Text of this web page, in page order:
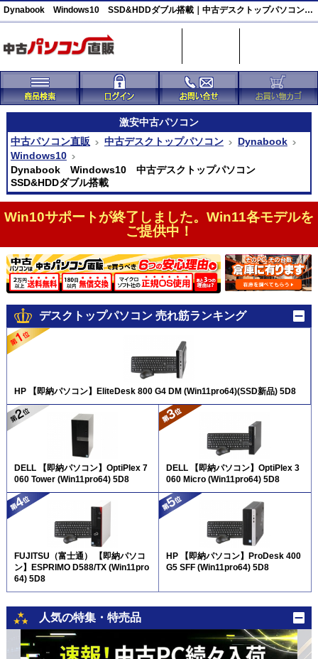
Dynabook Windows10 SSD&HDDダブル搭載｜中古デスクトップパソコン｜中古パソコン直販
激安中古パソコン
中古パソコン直販
中古デスクトップパソコン
Dynabook
Windows10
Dynabook Windows10 中古デスクトップパソコン
SSD&HDDダブル搭載
Win10サポートが終了しました。Win11各モデルを
ご提供中！
デスクトップパソコン 売れ筋ランキング
HP 【即納パソコン】EliteDesk 800 G4 DM (Win11pro64)(SSD新品) 5D8
DELL 【即納パソコン】OptiPlex 7
060 Tower (Win11pro64) 5D8
DELL 【即納パソコン】OptiPlex 3
060 Micro (Win11pro64) 5D8
FUJITSU（富士通） 【即納パソコ
ン】ESPRIMO D588/TX (Win11pro
64) 5D8
HP 【即納パソコン】ProDesk 400
G5 SFF (Win11pro64) 5D8
人気の特集・特売品